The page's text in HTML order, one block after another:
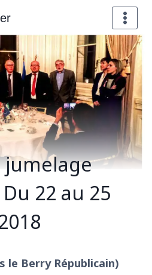
jumelage
22 au 25
le Berry Républicain)